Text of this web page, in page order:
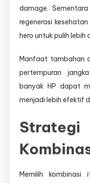
damage. Sementara
regenerasi
hero untuk pulih lebih
Manfaat tambahan
pertempuran
banyak HP dapat
menjadi lebih efektif
Memilih kombinasi